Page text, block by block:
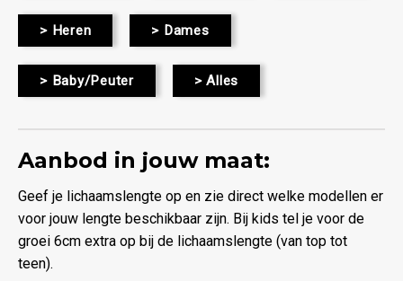
> Heren > Dames
> Baby/Peuter > Alles
Aanbod in jouw maat:
Geef je lichaamslengte op en zie direct welke modellen er
voor jouw lengte beschikbaar zijn. Bij kids tel je voor de
groei 6cm extra op bij de lichaamslengte (van top tot
teen).